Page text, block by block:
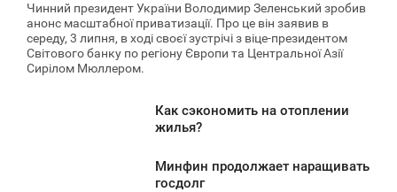
0
1 921
Чинний президент України Володимир Зеленський зробив
анонс масштабної приватизації. Про це він заявив в
середу, 3 липня, в ході своєї зустрічі з віце-президентом
Світового банку по регіону Європи та Центральної Азії
Сирілом Мюллером.
Как сэкономить на отоплении
жилья?
Минфин продолжает наращивать
госдолг